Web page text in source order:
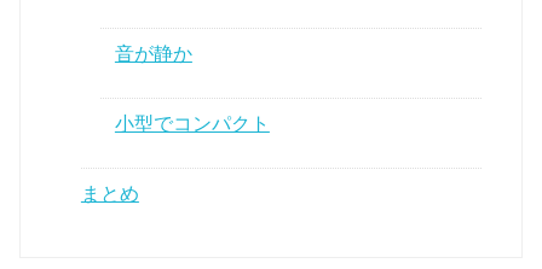
音が静か
小型でコンパクト
まとめ